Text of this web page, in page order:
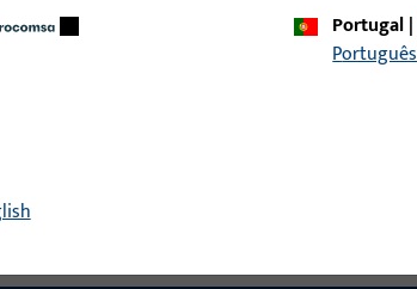
Drückerstift, Gesamtbreite 9 mm,
Portugal|
Português